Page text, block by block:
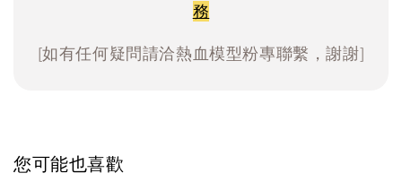
務
[如有任何疑問請洽熱血模型粉專聯繫，謝謝]
您可能也喜歡